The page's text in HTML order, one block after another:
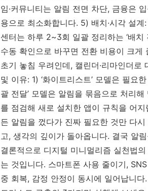
임·커뮤니티는 알림 전면 차단, 금융은
용으로 최소화합니다. 5) 배치·시각 설계
센터는 하루 2~3회 일괄 정리하는 ‘배
수동 확인으로 바꾸면 전환 비용이 크게
초기 놓침 우려인데, 캘린더·리마인더
및 이유: 1) ‘화이트리스트’ 모델은 필요
괄 전달’ 모델은 알림을 묶음으로 처리
를 점검해 새로 설치한 앱이 규칙을 어지
든 알림을 껐다가 진짜 필요한 것만 다
고, 생각의 깊이가 돌아옵니다. 결국 알
결론적으로 디지털 미니멀리즘 실천법
는 것입니다. 스마트폰 사용 줄이기,
중 회복, 감정 안정이 동시에 일어납니